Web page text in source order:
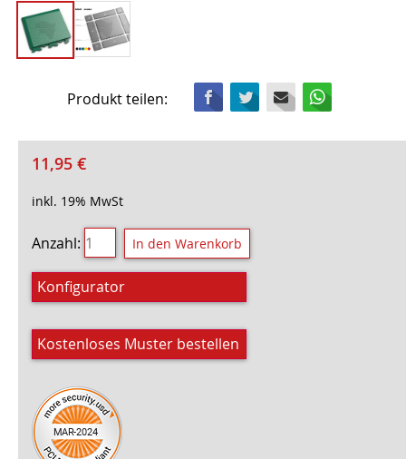
Produkt teilen: Facebook
Twitter Mail
11,95 €
inkl. 19% MwSt
Anzahl:
Konfigurator
Kostenloses Muster bestellen